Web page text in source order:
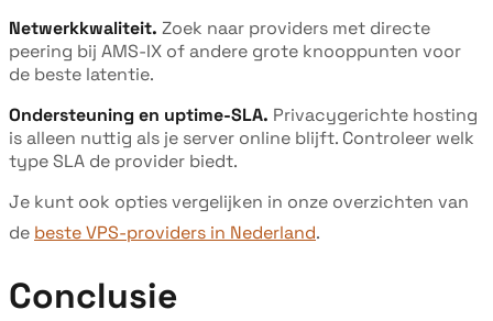
Netwerkkwaliteit. Zoek naar providers met directe
peering bij AMS-IX of andere grote knooppunten voor
de beste latentie.
Ondersteuning en uptime-SLA. Privacygerichte hosting
is alleen nuttig als je server online blijft. Controleer welk
type SLA de provider biedt.
Je kunt ook opties vergelijken in onze overzichten van
de beste VPS-providers in Nederland.
Conclusie